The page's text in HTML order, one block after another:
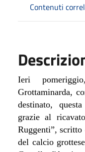
Contenuti
Ieri
Grottaminarda,
destinato,
grazie al
Ruggenti”, scritto
del calcio